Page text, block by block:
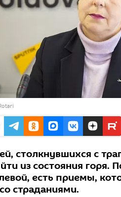
столкнувшихся с
из состояния горя.
есть приемы,
страданиями.